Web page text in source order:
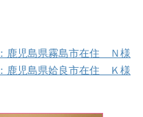
鹿児島県霧島市在住 Ｎ様
鹿児島県姶良市在住 Ｋ様